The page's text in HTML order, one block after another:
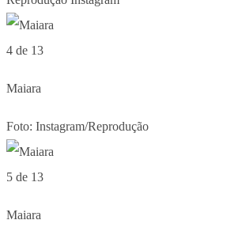
4 de 13
Maiara
Foto: Instagram/Reprodução
5 de 13
Maiara